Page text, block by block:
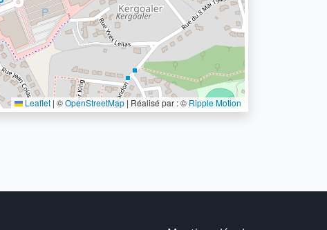
Leaflet |©OpenStreetMap | Réalisé par : © Ripple Motion